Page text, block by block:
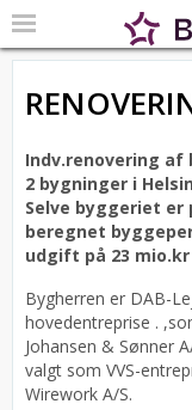
Indv.renovering
2 bygninger i
Selve byggeriet er
beregnet
udgift på 23
Bygherren er DAB-
hovedentreprise .
Johansen & Sønner
valgt som VVS-
Wirework A/S.